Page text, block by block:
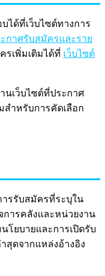
ได้ที่เว็บไซต์ทางการ
กาศรับสมัครและราย
รเพิ่มเติมได้ที่ เว็บไซต์
เว็บไซต์ที่ประกาศ
สำหรับการคัดเลือก
รรับสมัครที่ระบุใน
การคลังและหน่วยงาน
โยบายและการเปิดรับ
สุดจากแหล่งอ้างอิง